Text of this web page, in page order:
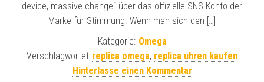
device, massive change“ über das offizielle SNS-Konto der
Marke für Stimmung. Wenn man sich den […]
Kategorie: Omega
Verschlagwortet replica omega, replica uhren kaufen
Hinterlasse einen Kommentar